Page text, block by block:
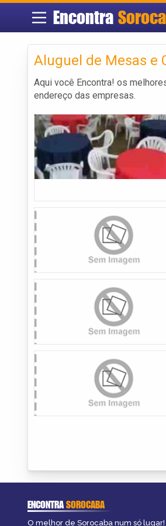
Encontra
Aluguel de Mesas e
Aqui você Encontra! os
endereço das empresas.
ENCONTRASOROCABA
O melhor de Sorocaba num só